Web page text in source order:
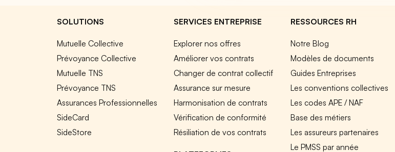
SOLUTIONS
Mutuelle Collective
Prévoyance Collective
Mutuelle TNS
Prévoyance TNS
Assurances Professionnelles
SideCard
SideStore
SERVICES ENTREPRISE
Explorer nos offres
Améliorer vos contrats
Changer de contrat collectif
Assurance sur mesure
Harmonisation de contrats
Vérification de conformité
Résiliation de vos contrats
RESSOURCES RH
Notre Blog
Modèles de documents
Guides Entreprises
Les conventions collectives
Les codes APE / NAF
Base des métiers
Les assureurs partenaires
Le PMSS par année